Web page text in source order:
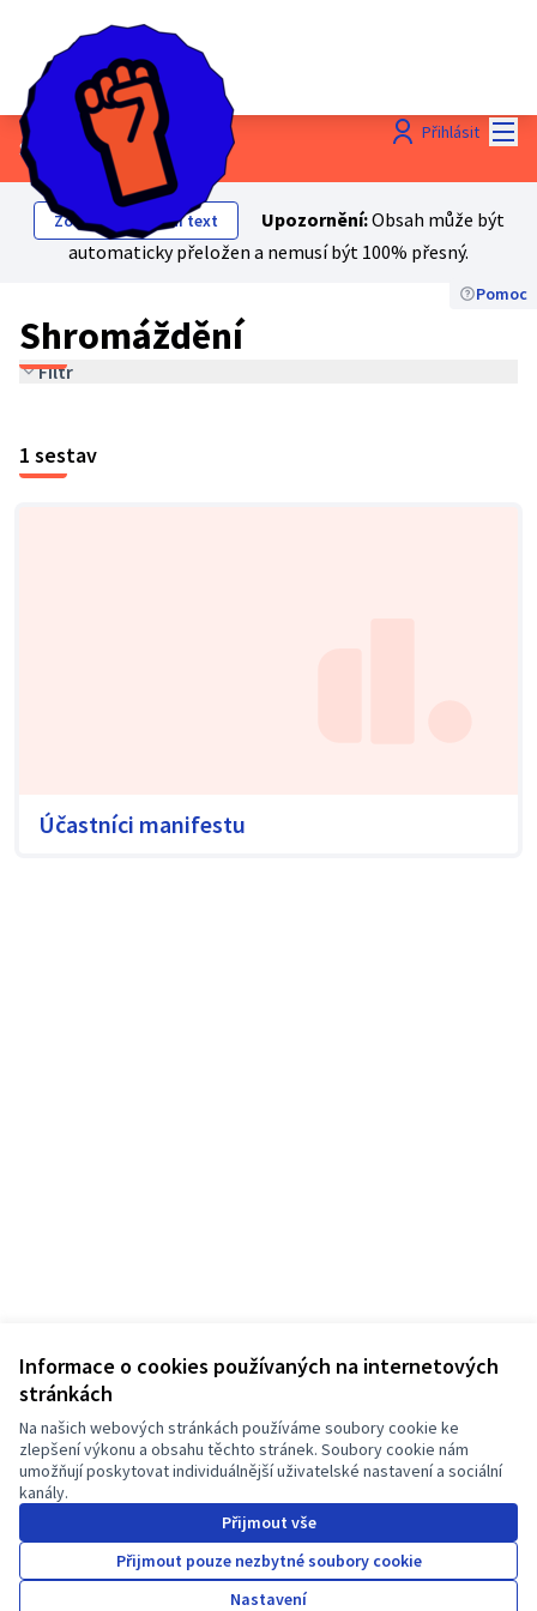
Informace o cookies používaných na internetových
stránkách
Na našich webových stránkách používáme soubory cookie ke
zlepšení výkonu a obsahu těchto stránek. Soubory cookie nám
umožňují poskytovat individuálnější uživatelské nastavení a sociální
kanály.
Přijmout vše
Přijmout pouze nezbytné soubory cookie
Nastavení
Přihlásit
Shromáždění
Zobrazit původní text Upozornění:Obsah může být
automaticky přeložen a nemusí být 100% přesný.
Shromáždění
Filtr
Pomoc
1 sestav
Účastníci manifestu
Podmínky služby
Nastavení cookies
JT Manifesto - Kampaň za čisté oblečení na Facebooku
JT Manifesto - Kampaň za čisté oblečení na Instagramu
Sprache wählen Choose